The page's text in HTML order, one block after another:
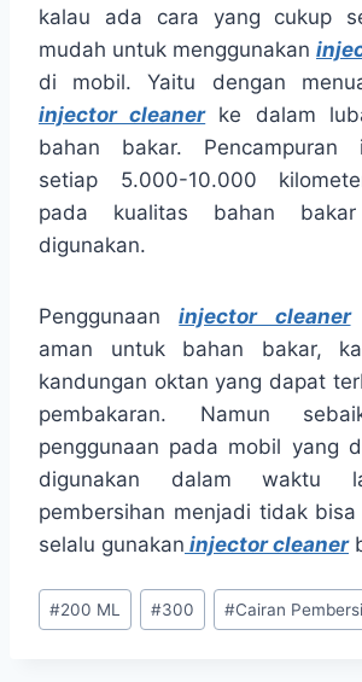
kalau ada cara yang cukup
mudah untuk menggunakan
di mobil. Yaitu dengan
injector cleanerke dalam
bahan bakar. Pencampuran
setiap 5.000-10.000
pada kualitas bahan
digunakan.
Penggunaaninjector cleaner
aman untuk bahan bakar,
kandungan oktan yang dapat
pembakaran. Namun
penggunaan pada mobil yang
digunakan dalam waktu
pembersihan menjadi tidak
selalu gunakan injector cleaner
#200 ML #300 #Cairan